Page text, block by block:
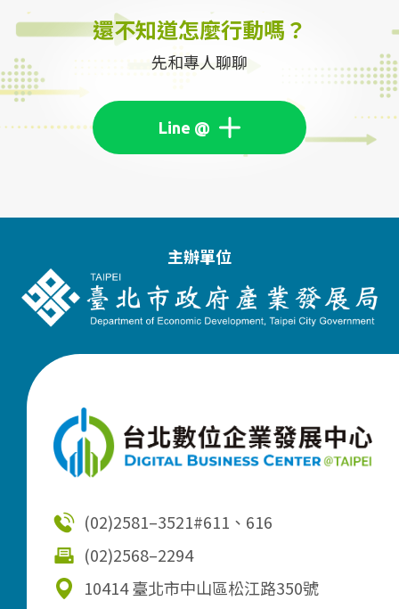
還不知道怎麼行動嗎？
先和專人聊聊
主辦單位
(02)2581–3521#611、616
(02)2568–2294
10414 臺北市中山區松江路350號